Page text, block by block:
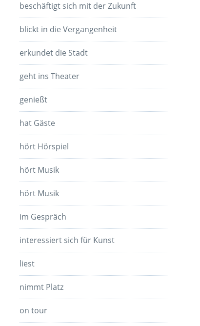
beschäftigt sich mit der Zukunft
blickt in die Vergangenheit
erkundet die Stadt
geht ins Theater
genießt
hat Gäste
hört Hörspiel
hört Musik
hört Musik
im Gespräch
interessiert sich für Kunst
liest
nimmt Platz
on tour